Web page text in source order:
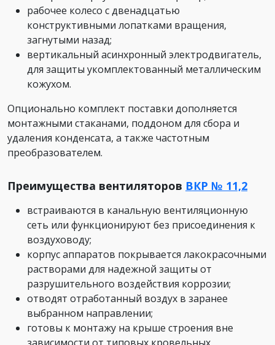
рабочее колесо с двенадцатью
конструктивными лопатками вращения,
загнутыми назад;
вертикальный асинхронный электродвигатель,
для защиты укомплектованный металлическим
кожухом.
Опционально комплект поставки дополняется
монтажными стаканами, поддоном для сбора и
удаления конденсата, а также частотным
преобразователем.
Преимущества вентиляторов ВКР № 11,2
встраиваются в канальную вентиляционную
сеть или функционируют без присоединения к
воздуховоду;
корпус аппаратов покрывается лакокрасочными
растворами для надежной защиты от
разрушительного воздействия коррозии;
отводят отработанный воздух в заранее
выбранном направлении;
готовы к монтажу на крыше строения вне